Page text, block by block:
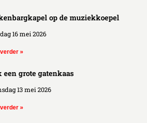
op de muziekkoepel
16 mei 2026
»
een grote gatenkaas
13 mei 2026
»